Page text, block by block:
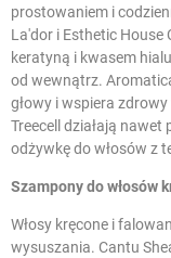
prostowaniem i
La'dor i Esthetic House
keratyną i kwasem
od wewnątrz.
głowy i wspiera
Treecell działają
odżywkę do włosów z
Szampony do włosów
Włosy kręcone i
wysuszania. Cantu